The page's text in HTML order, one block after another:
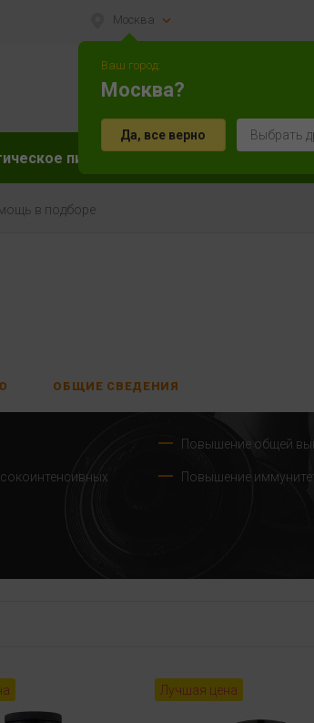
Москва
питание
в подборе
ОБЩИЕ СВЕДЕНИЯ
Повышение общей
Повышение
Лучшая цена
Ваш город:
Москва?
Да, все верно Выбрать